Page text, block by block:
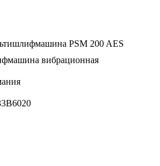
PSM 200 AES
вибрационная